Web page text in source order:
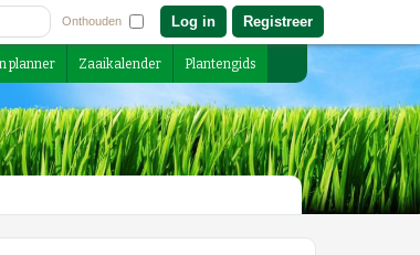
Onthouden Registreer
planner Zaaikalender Plantengids